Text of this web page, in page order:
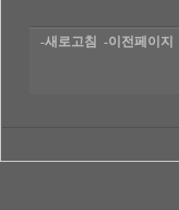
-새로고침 -이전페이지